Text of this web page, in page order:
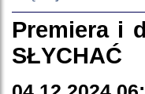
Premiera i
SŁYCHAĆ